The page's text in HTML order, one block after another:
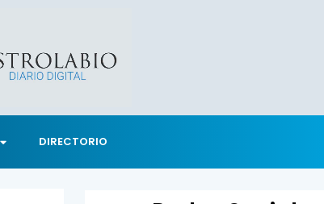
DIRECTORIO